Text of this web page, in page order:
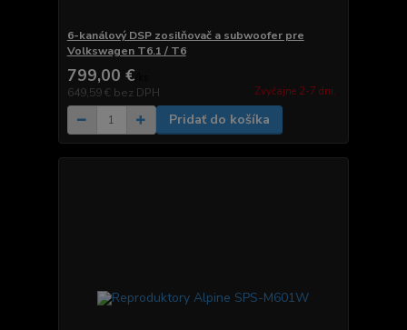
6-kanálový DSP zosilňovač a subwoofer pre
Volkswagen T6.1 / T6
799,00 €
649,59 € bez DPH Zvyčajne 2-7 dni.
Pridať do košíka